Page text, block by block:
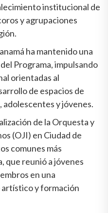
institucional de
y agrupaciones
ha mantenido una
Programa, impulsando
orientadas al
de espacios de
adolescentes y jóvenes.
de la Orquesta y
(OJI) en Ciudad de
comunes más
que reunió a jóvenes
en una
y formación